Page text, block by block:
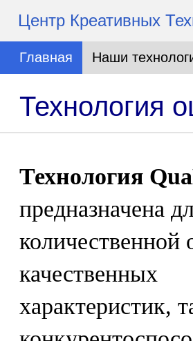
Центр Креативных
Главная Наши
Технология
Технология
предназначена
количественной
качественных
характеристик,